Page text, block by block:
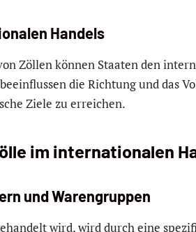
Handels
Zöllen können Staaten den
die Richtung und das
Ziele zu erreichen.
im internationalen
und Warengruppen
wird, wird durch eine